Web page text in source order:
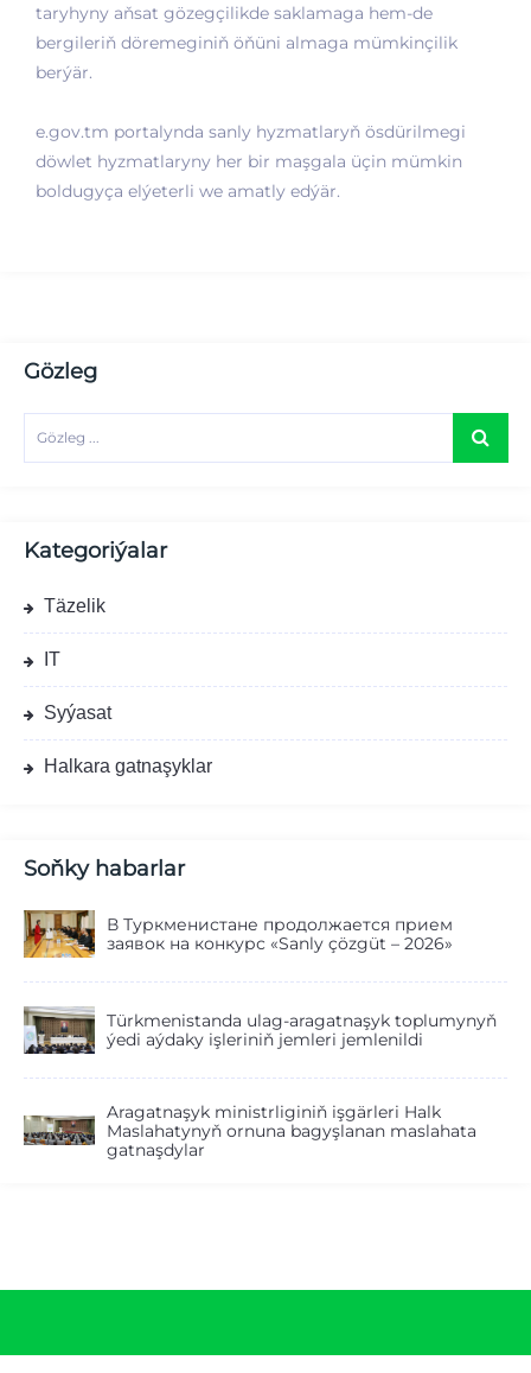
taryhyny aňsat gözegçilikde saklamaga hem-de
bergileriň döremeginiň öňüni almaga mümkinçilik
berýär.
e.gov.tm portalynda sanly hyzmatlaryň ösdürilmegi
döwlet hyzmatlaryny her bir maşgala üçin mümkin
boldugyça elýeterli we amatly edýär.
Gözleg
Kategoriýalar
Täzelik
IT
Syýasat
Halkara gatnaşyklar
Soňky habarlar
В Туркменистане продолжается прием
заявок на конкурс «Sanly çözgüt – 2026»
Türkmenistanda ulag-aragatnaşyk toplumynyň
ýedi aýdaky işleriniň jemleri jemlenildi
Aragatnaşyk ministrliginiň işgärleri Halk
Maslahatynyň ornuna bagyşlanan maslahata
gatnaşdylar